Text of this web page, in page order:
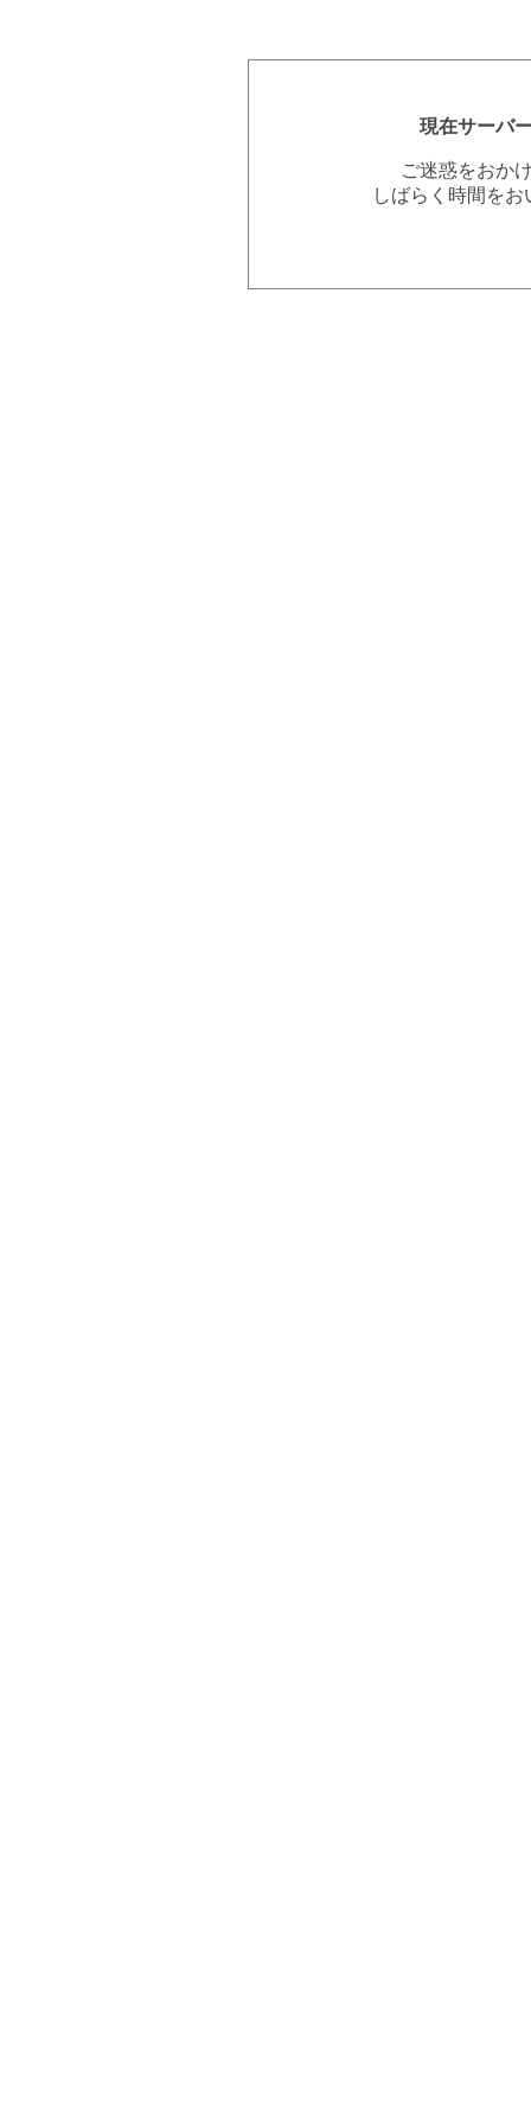
現在サーバ
ご迷惑をおか
しばらく時間を